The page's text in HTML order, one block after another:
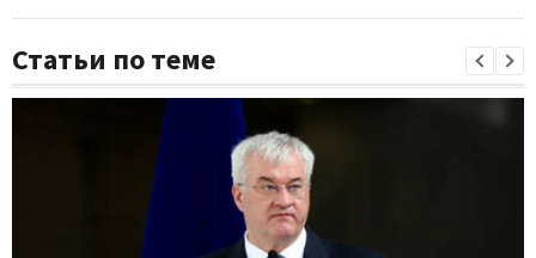
Статьи по теме